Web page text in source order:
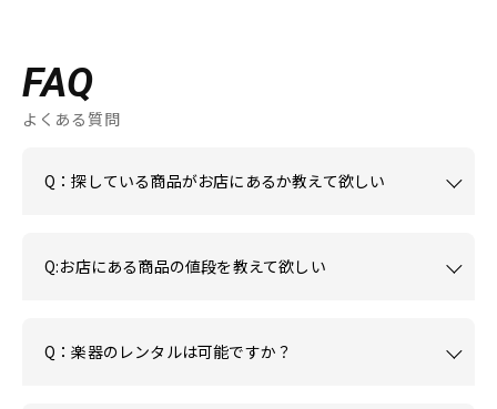
FAQ
よくある質問
Q：探している商品がお店にあるか教えて欲しい
Q:お店にある商品の値段を教えて欲しい
Q：楽器のレンタルは可能ですか？